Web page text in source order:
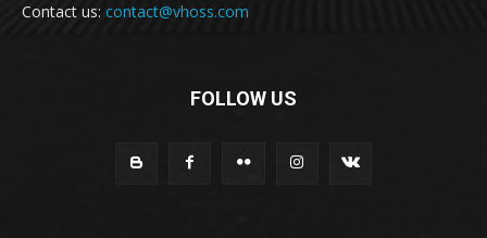
Contact us: contact@vhoss.com
FOLLOW US